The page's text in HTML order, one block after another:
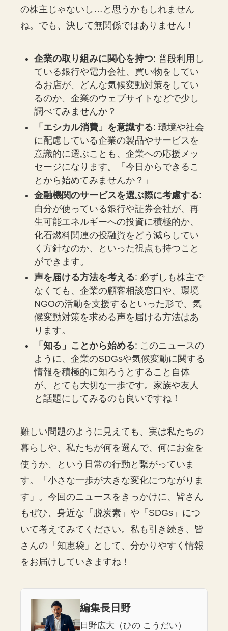
の株主じゃないし…と思うかもしれません
ね。でも、決して無関係ではありません！
企業の取り組みに関心を持つ: 普段利用し
ている銀行や電力会社、買い物をしてい
るお店が、どんな気候変動対策をしてい
るのか、企業のウェブサイトなどで少し
調べてみませんか？
「エシカル消費」を意識する: 環境や社会
に配慮している企業の製品やサービスを
意識的に選ぶことも、企業への応援メッ
セージになります。「今日からできるこ
とから始めてみませんか？」
金融機関のサービスを選ぶ際に考慮する:
自分が使っている銀行や証券会社が、再
生可能エネルギーへの投資に積極的か、
化石燃料関連の投融資をどう減らしてい
く方針なのか、といった視点も持つこと
ができます。
声を届ける方法を考える: 必ずしも株主で
なくても、企業の顧客相談窓口や、環境
NGOの活動を支援するといった形で、気
候変動対策を求める声を届ける方法はあ
ります。
「知る」ことから始める: このニュースの
ように、企業のSDGsや気候変動に関する
情報を積極的に知ろうとすること自体
が、とても大切な一歩です。家族や友人
と話題にしてみるのも良いですね！
難しい問題のように見えても、実は私たちの
暮らしや、私たちが何を選んで、何にお金を
使うか、という日常の行動と繋がっていま
す。「小さな一歩が大きな変化につながりま
す」。今回のニュースをきっかけに、皆さん
もぜひ、身近な「脱炭素」や「SDGs」につ
いて考えてみてください。私も引き続き、皆
さんの「知恵袋」として、分かりやすく情報
をお届けしていきますね！
編集長日野
日野広大（ひの こうだい）